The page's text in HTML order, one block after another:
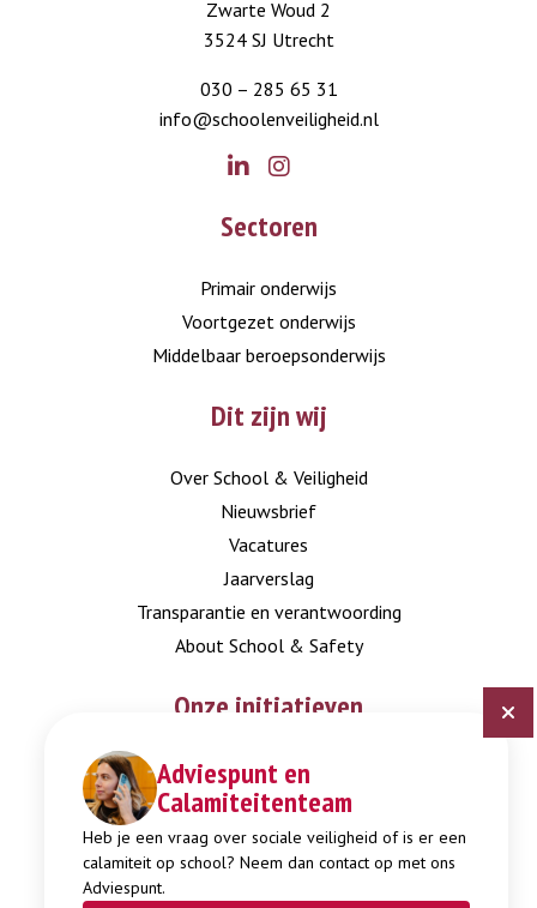
Adviespunt en
Calamiteitenteam
Heb je een vraag over sociale veiligheid of is er een
calamiteit op school? Neem dan contact op met ons
Adviespunt.
Zwarte Woud 2
3524 SJ Utrecht
030 – 285 65 31
info@schoolenveiligheid.nl
Sectoren
Primair onderwijs
Voortgezet onderwijs
Middelbaar beroepsonderwijs
Dit zijn wij
Over School & Veiligheid
Nieuwsbrief
Vacatures
Jaarverslag
Transparantie en verantwoording
About School & Safety
Onze initiatieven
Digitaal Veiligheidsplan
Expertisepunt Burgerschap
Gendi
Week tegen Pesten